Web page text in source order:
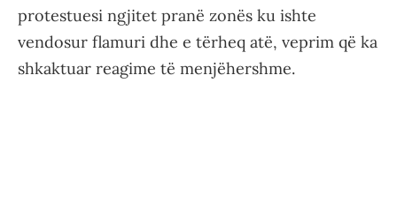
protestuesi ngjitet pranë zonës ku ishte
vendosur flamuri dhe e tërheq atë, veprim që ka
shkaktuar reagime të menjëhershme.